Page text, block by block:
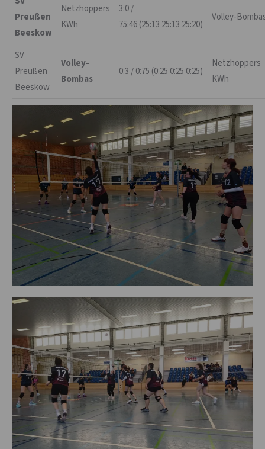
Preußen
Beeskow
Netzhoppers
KWh
3:0 /
75:46 (25:13 25:13 25:20)
Volley-
SV
Preußen
Beeskow
Volley-
Bombas
0:3 / 0:75 (0:25 0:25 0:25)
Netzhoppers
KWh